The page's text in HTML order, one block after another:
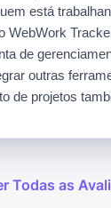
está
WebWork
de
outras
de projetos
Todas as